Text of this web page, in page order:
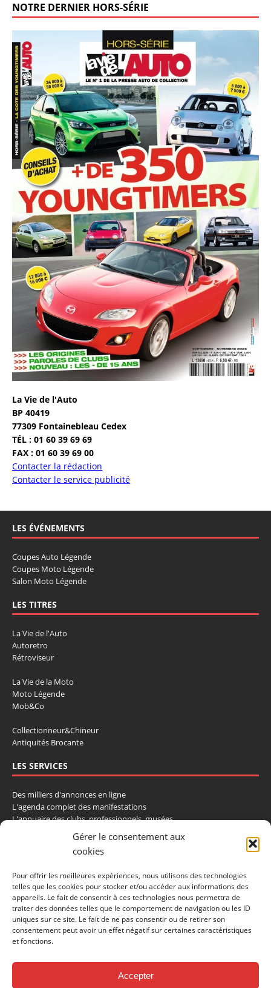
Gérer le consentement aux
cookies
Pour offrir les meilleures expériences, nous utilisons des technologies
telles que les cookies pour stocker et/ou accéder aux informations des
appareils. Le fait de consentir à ces technologies nous permettra de
traiter des données telles que le comportement de navigation ou les ID
uniques sur ce site. Le fait de ne pas consentir ou de retirer son
consentement peut avoir un effet négatif sur certaines caractéristiques
et fonctions.
Accepter
NOTRE DERNIER HORS-SÉRIE
La Vie de l'Auto
BP 40419
77309 Fontainebleau Cedex
TÉL : 01 60 39 69 69
FAX : 01 60 39 69 00
Contacter la rédaction
Contacter le service publicité
LES ÉVÉNEMENTS
Coupes Auto Légende
Coupes Moto Légende
Salon Moto Légende
LES TITRES
La Vie de l'Auto
Autoretro
Rétroviseur
La Vie de la Moto
Moto Légende
Mob&Co
Collectionneur&Chineur
Antiquités Brocante
LES SERVICES
Des milliers d'annonces en ligne
L'agenda complet des manifestations
L'annuaire des clubs, professionnels, musées
La cote et les ventes aux enchères
La Boutique du Collectionneur
CONTACTEZ-NOUS
LA VIE DE L'AUTO
BP 40419
77309 Fontainebleau Cedex
Fax: 01 60 39 69 00